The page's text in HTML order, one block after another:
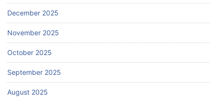
December 2025
November 2025
October 2025
September 2025
August 2025